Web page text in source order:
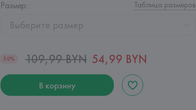
Размер: Таблица размеров
Выберите размер
50% 109,99 BYN 54,99 BYN
В корзину